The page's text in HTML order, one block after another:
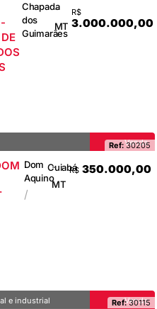
Chapada
dos
Guimarães
-
MT
R$
3.000.000,00
Venda
Ref:30205
Dom
Aquino
/
Cuiabá
-
MT
R$ 350.000,00
Venda
e industrial Ref:30115